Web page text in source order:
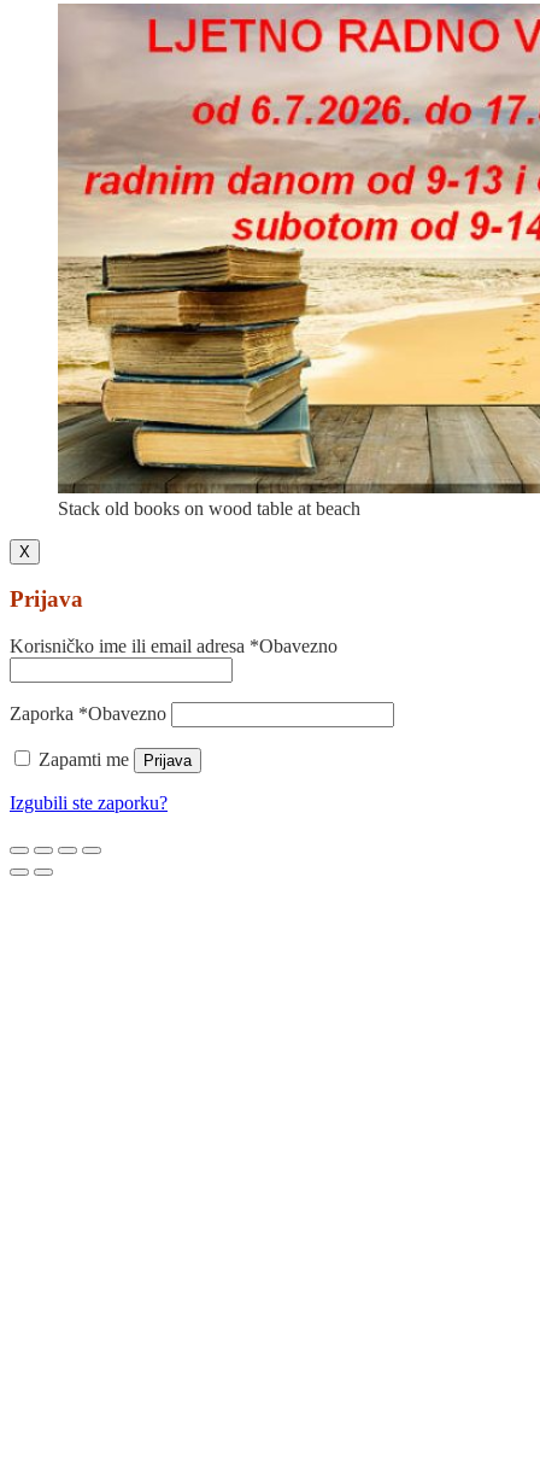
Stack old books on wood table at beach
X
Prijava
Korisničko ime ili email adresa *Obavezno
Zaporka *Obavezno
Zapamti me Prijava
Izgubili ste zaporku?